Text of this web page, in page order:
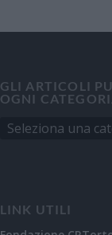
GLI ARTICOLI
OGNI
LINK UTILI